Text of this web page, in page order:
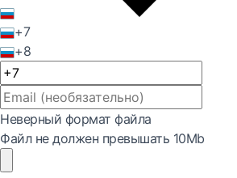
+7
+8
Неверный формат файла
Файл не должен превышать 10Mb